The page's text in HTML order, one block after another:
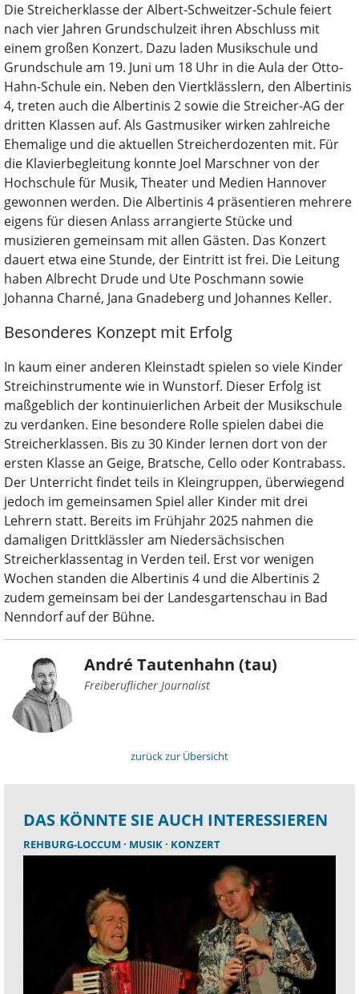
Die Streicherklasse der Albert-Schweitzer-Schule feiert
nach vier Jahren Grundschulzeit ihren Abschluss mit
einem großen Konzert. Dazu laden Musikschule und
Grundschule am 19. Juni um 18 Uhr in die Aula der Otto-
Hahn-Schule ein. Neben den Viertklässlern, den Albertinis
4, treten auch die Albertinis 2 sowie die Streicher-AG der
dritten Klassen auf. Als Gastmusiker wirken zahlreiche
Ehemalige und die aktuellen Streicherdozenten mit. Für
die Klavierbegleitung konnte Joel Marschner von der
Hochschule für Musik, Theater und Medien Hannover
gewonnen werden. Die Albertinis 4 präsentieren mehrere
eigens für diesen Anlass arrangierte Stücke und
musizieren gemeinsam mit allen Gästen. Das Konzert
dauert etwa eine Stunde, der Eintritt ist frei. Die Leitung
haben Albrecht Drude und Ute Poschmann sowie
Johanna Charné, Jana Gnadeberg und Johannes Keller.
Besonderes Konzept mit Erfolg
In kaum einer anderen Kleinstadt spielen so viele Kinder
Streichinstrumente wie in Wunstorf. Dieser Erfolg ist
maßgeblich der kontinuierlichen Arbeit der Musikschule
zu verdanken. Eine besondere Rolle spielen dabei die
Streicherklassen. Bis zu 30 Kinder lernen dort von der
ersten Klasse an Geige, Bratsche, Cello oder Kontrabass.
Der Unterricht findet teils in Kleingruppen, überwiegend
jedoch im gemeinsamen Spiel aller Kinder mit drei
Lehrern statt. Bereits im Frühjahr 2025 nahmen die
damaligen Drittklässler am Niedersächsischen
Streicherklassentag in Verden teil. Erst vor wenigen
Wochen standen die Albertinis 4 und die Albertinis 2
zudem gemeinsam bei der Landesgartenschau in Bad
Nenndorf auf der Bühne.
André Tautenhahn (tau)
Freiberuflicher Journalist
zurück zur Übersicht
DAS KÖNNTE SIE AUCH INTERESSIEREN
REHBURG-LOCCUM MUSIK KONZERT